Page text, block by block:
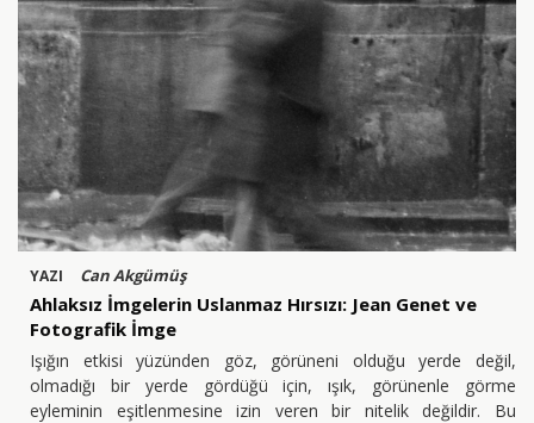
YAZI Can Akgümüş
Ahlaksız İmgelerin Uslanmaz Hırsızı: Jean Genet ve
Fotografik İmge
Işığın etkisi yüzünden göz, görüneni olduğu yerde değil,
olmadığı bir yerde gördüğü için, ışık, görünenle görme
eyleminin eşitlenmesine izin veren bir nitelik değildir. Bu